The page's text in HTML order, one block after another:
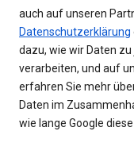
auch auf unseren
Datenschutzerklärung
dazu, wie wir Daten
verarbeiten, und auf
erfahren Sie mehr
Daten im
wie lange Google